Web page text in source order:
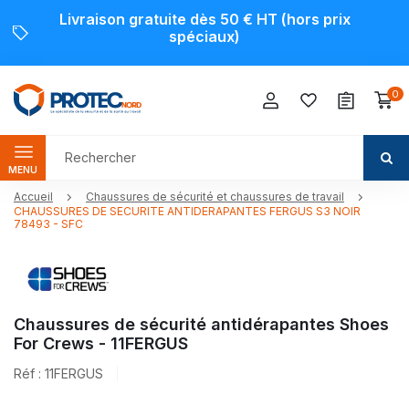
Livraison gratuite dès 50 € HT (hors prix
spéciaux)
0
MENU
Accueil
Chaussures de sécurité et chaussures de travail
CHAUSSURES DE SECURITE ANTIDERAPANTES FERGUS S3 NOIR
78493 - SFC
Chaussures de sécurité antidérapantes Shoes
For Crews - 11FERGUS
Réf : 11FERGUS